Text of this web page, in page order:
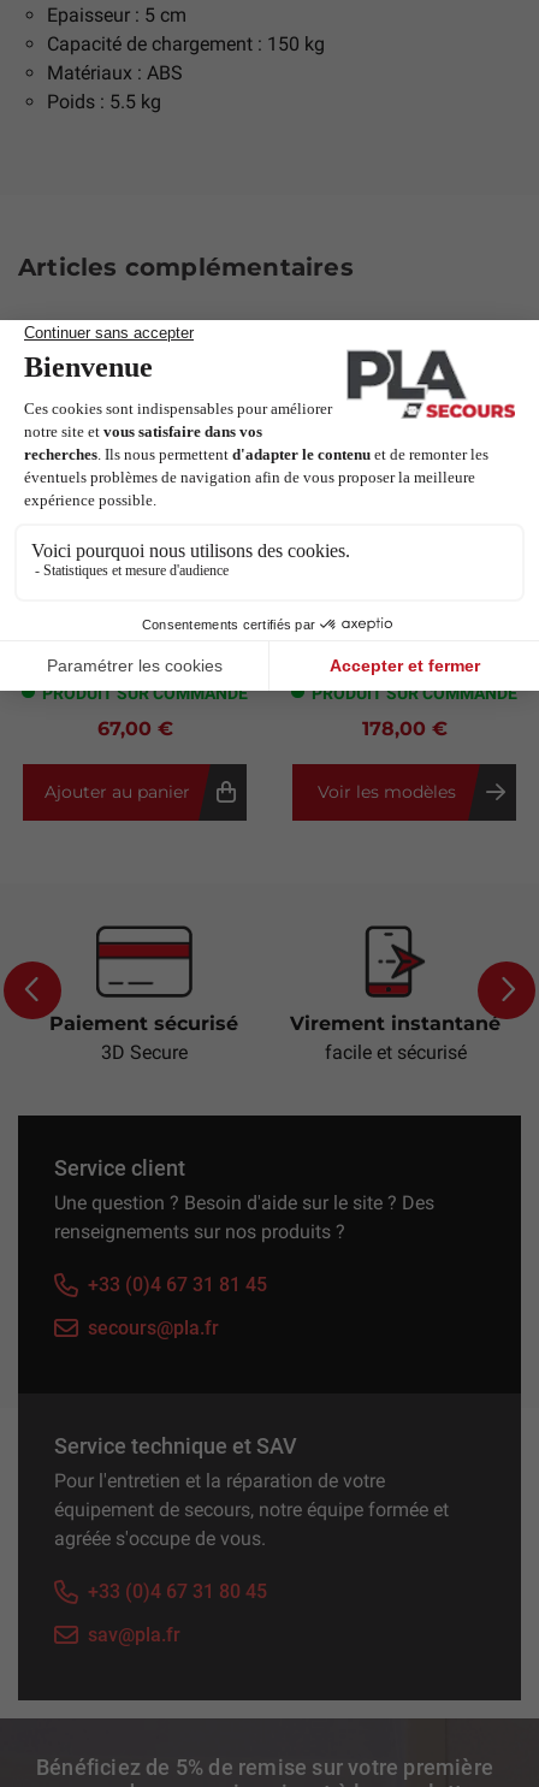
Epaisseur : 5 cm
Capacité de chargement : 150 kg
Matériaux : ABS
Poids : 5.5 kg
Articles complémentaires
Ceintures Spider
MeBer
MeBer
PRODUIT SUR COMMANDE
67,00 €
Ajouter au panier
MeBer
MeBer
PRODUIT SUR COMMANDE
178,00 €
Voir les modèles
Previous
Paiement sécurisé
3D Secure
Virement instantané
facile et sécurisé
Bénéficiez de 5% de remise sur votre première
Service client
Une question ? Besoin d'aide sur le site ? Des
renseignements sur nos produits ?
+33 (0)4 67 31 81 45
secours@pla.fr
Service technique et SAV
Pour l'entretien et la réparation de votre
équipement de secours, notre équipe formée et
agréée s'occupe de vous.
+33 (0)4 67 31 80 45
sav@pla.fr